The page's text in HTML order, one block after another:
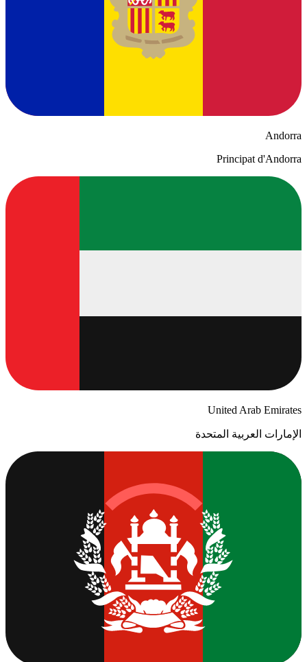
Andorra
Principat d'Andorra
United Arab Emirates
الإمارات العربية المتحدة